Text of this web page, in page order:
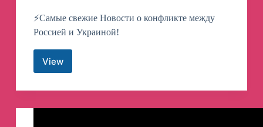
⚡️Самые свежие Новости о конфликте между
Россией и Украиной!
View
Мир
с
Подоляка”